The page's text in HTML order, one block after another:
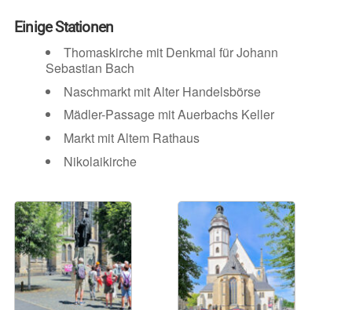
Einige Stationen
Thomaskirche mit Denkmal für Johann
Sebastian Bach
Naschmarkt mit Alter Handelsbörse
Mädler-Passage mit Auerbachs Keller
Markt mit Altem Rathaus
Nikolaikirche